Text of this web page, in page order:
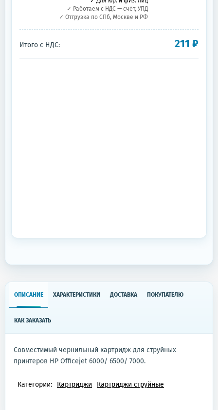
✓ Работаем с НДС — счёт, УПД
✓ Отгрузка по СПб, Москве и РФ
Итого с НДС: 211 ₽
ОПИСАНИЕ ХАРАКТЕРИСТИКИ ДОСТАВКА ПОКУПАТЕЛЮ
КАК ЗАКАЗАТЬ
Совместимый чернильный картридж для струйных
принтеров HP Officejet 6000/ 6500/ 7000.
Категории: Картриджи Картриджи струйные